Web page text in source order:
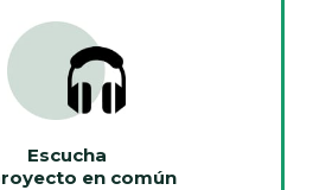
Escucha
en común